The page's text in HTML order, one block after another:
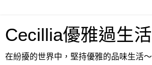
Cecillia優雅過生活
在紛擾的世界中，堅持優雅的品味生活～